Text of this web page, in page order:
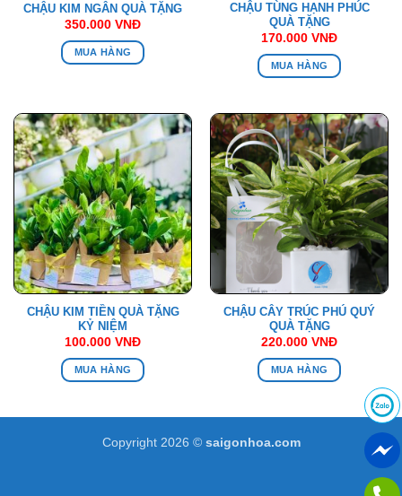
CHẬU KIM NGÂN QUÀ TẶNG
350.000 VNĐ
MUA HÀNG
CHẬU TÙNG HẠNH PHÚC
QUÀ TẶNG
170.000 VNĐ
MUA HÀNG
CHẬU KIM TIỀN QUÀ TẶNG
KỶ NIỆM
100.000 VNĐ
MUA HÀNG
CHẬU CÂY TRÚC PHÚ QUÝ
QUÀ TẶNG
220.000 VNĐ
MUA HÀNG
Copyright 2026 © saigonhoa.com